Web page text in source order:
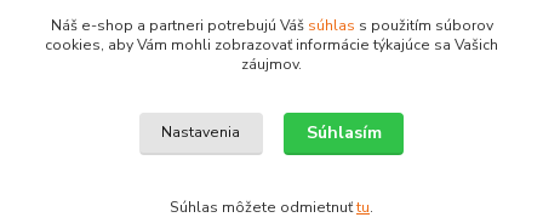
leksunsro@gmail.com
Upravit sběr cookies.
Náš e-shop a partneri potrebujú Váš súhlas s použitím súborov
cookies, aby Vám mohli zobrazovať informácie týkajúce sa Vašich
záujmov.
Nastavenia Súhlasím
Súhlas môžete odmietnuťtu.